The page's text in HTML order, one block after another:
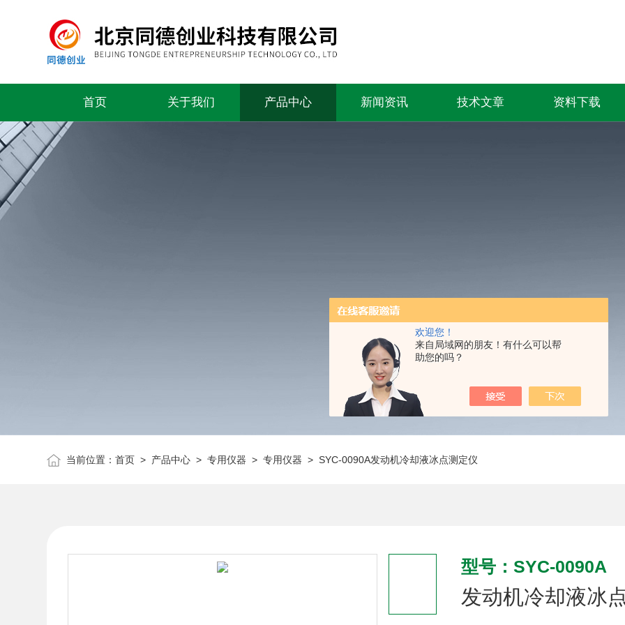
欢迎您！
来自局域网的朋友！有什么可以帮
助您的吗？
首页 关于我们 产品中心 新闻资讯 技术文章 资料下载
当前位置：首页 > 产品中心 >专用仪器 >专用仪器 > SYC-0090A发动机冷却液冰点测定仪
型号：SYC-0090A
发动机冷却液冰